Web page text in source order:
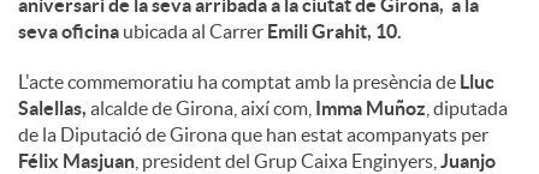
aniversari de la seva arribada a la ciutat de Girona, a la
seva oficina ubicada al Carrer Emili Grahit, 10.
L'acte commemoratiu ha comptat amb la presència de Lluc
Salellas, alcalde de Girona, així com, Imma Muñoz , diputada
de la Diputació de Girona que han estat acompanyats per
Félix Masjuan , president del Grup Caixa Enginyers, Juanjo